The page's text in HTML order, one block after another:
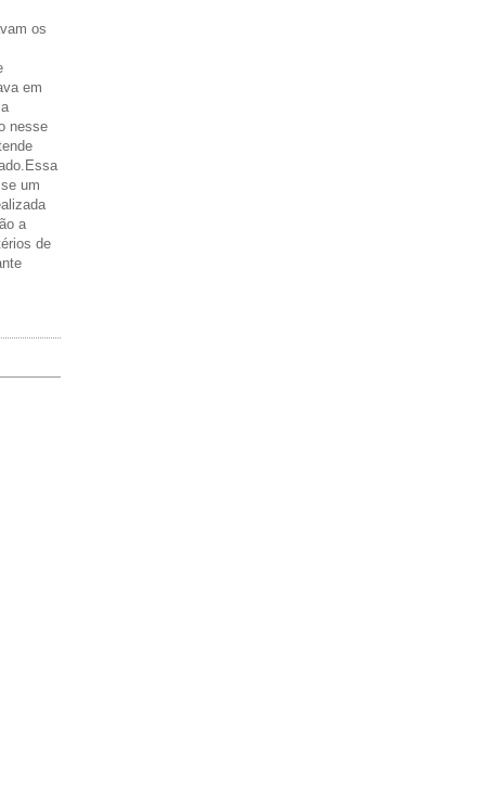
os
em
nesse
um
a
de